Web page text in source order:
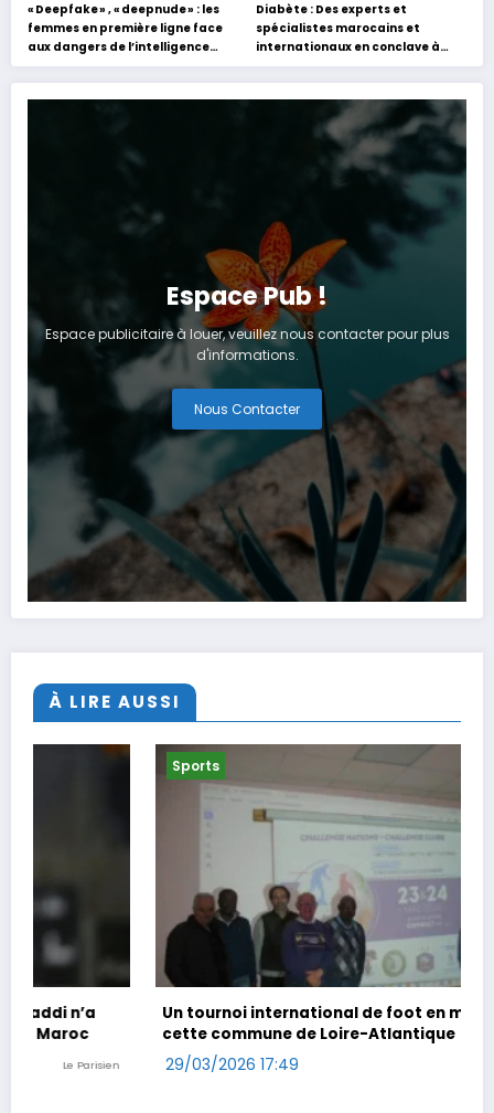
« Deepfake » , « deepnude » : les
femmes en première ligne face
aux dangers de l’intelligence
artificielle
Diabète : Des experts et
spécialistes marocains et
internationaux en conclave à
Tanger
Espace Pub !
Espace publicitaire à louer, veuillez nous contacter pour plus
d'informations.
Nous Contacter
À LIRE AUSSI
Un tournoi international de foot en marchant dans
cette commune de Loire-Atlantique
29/03/2026 17:49